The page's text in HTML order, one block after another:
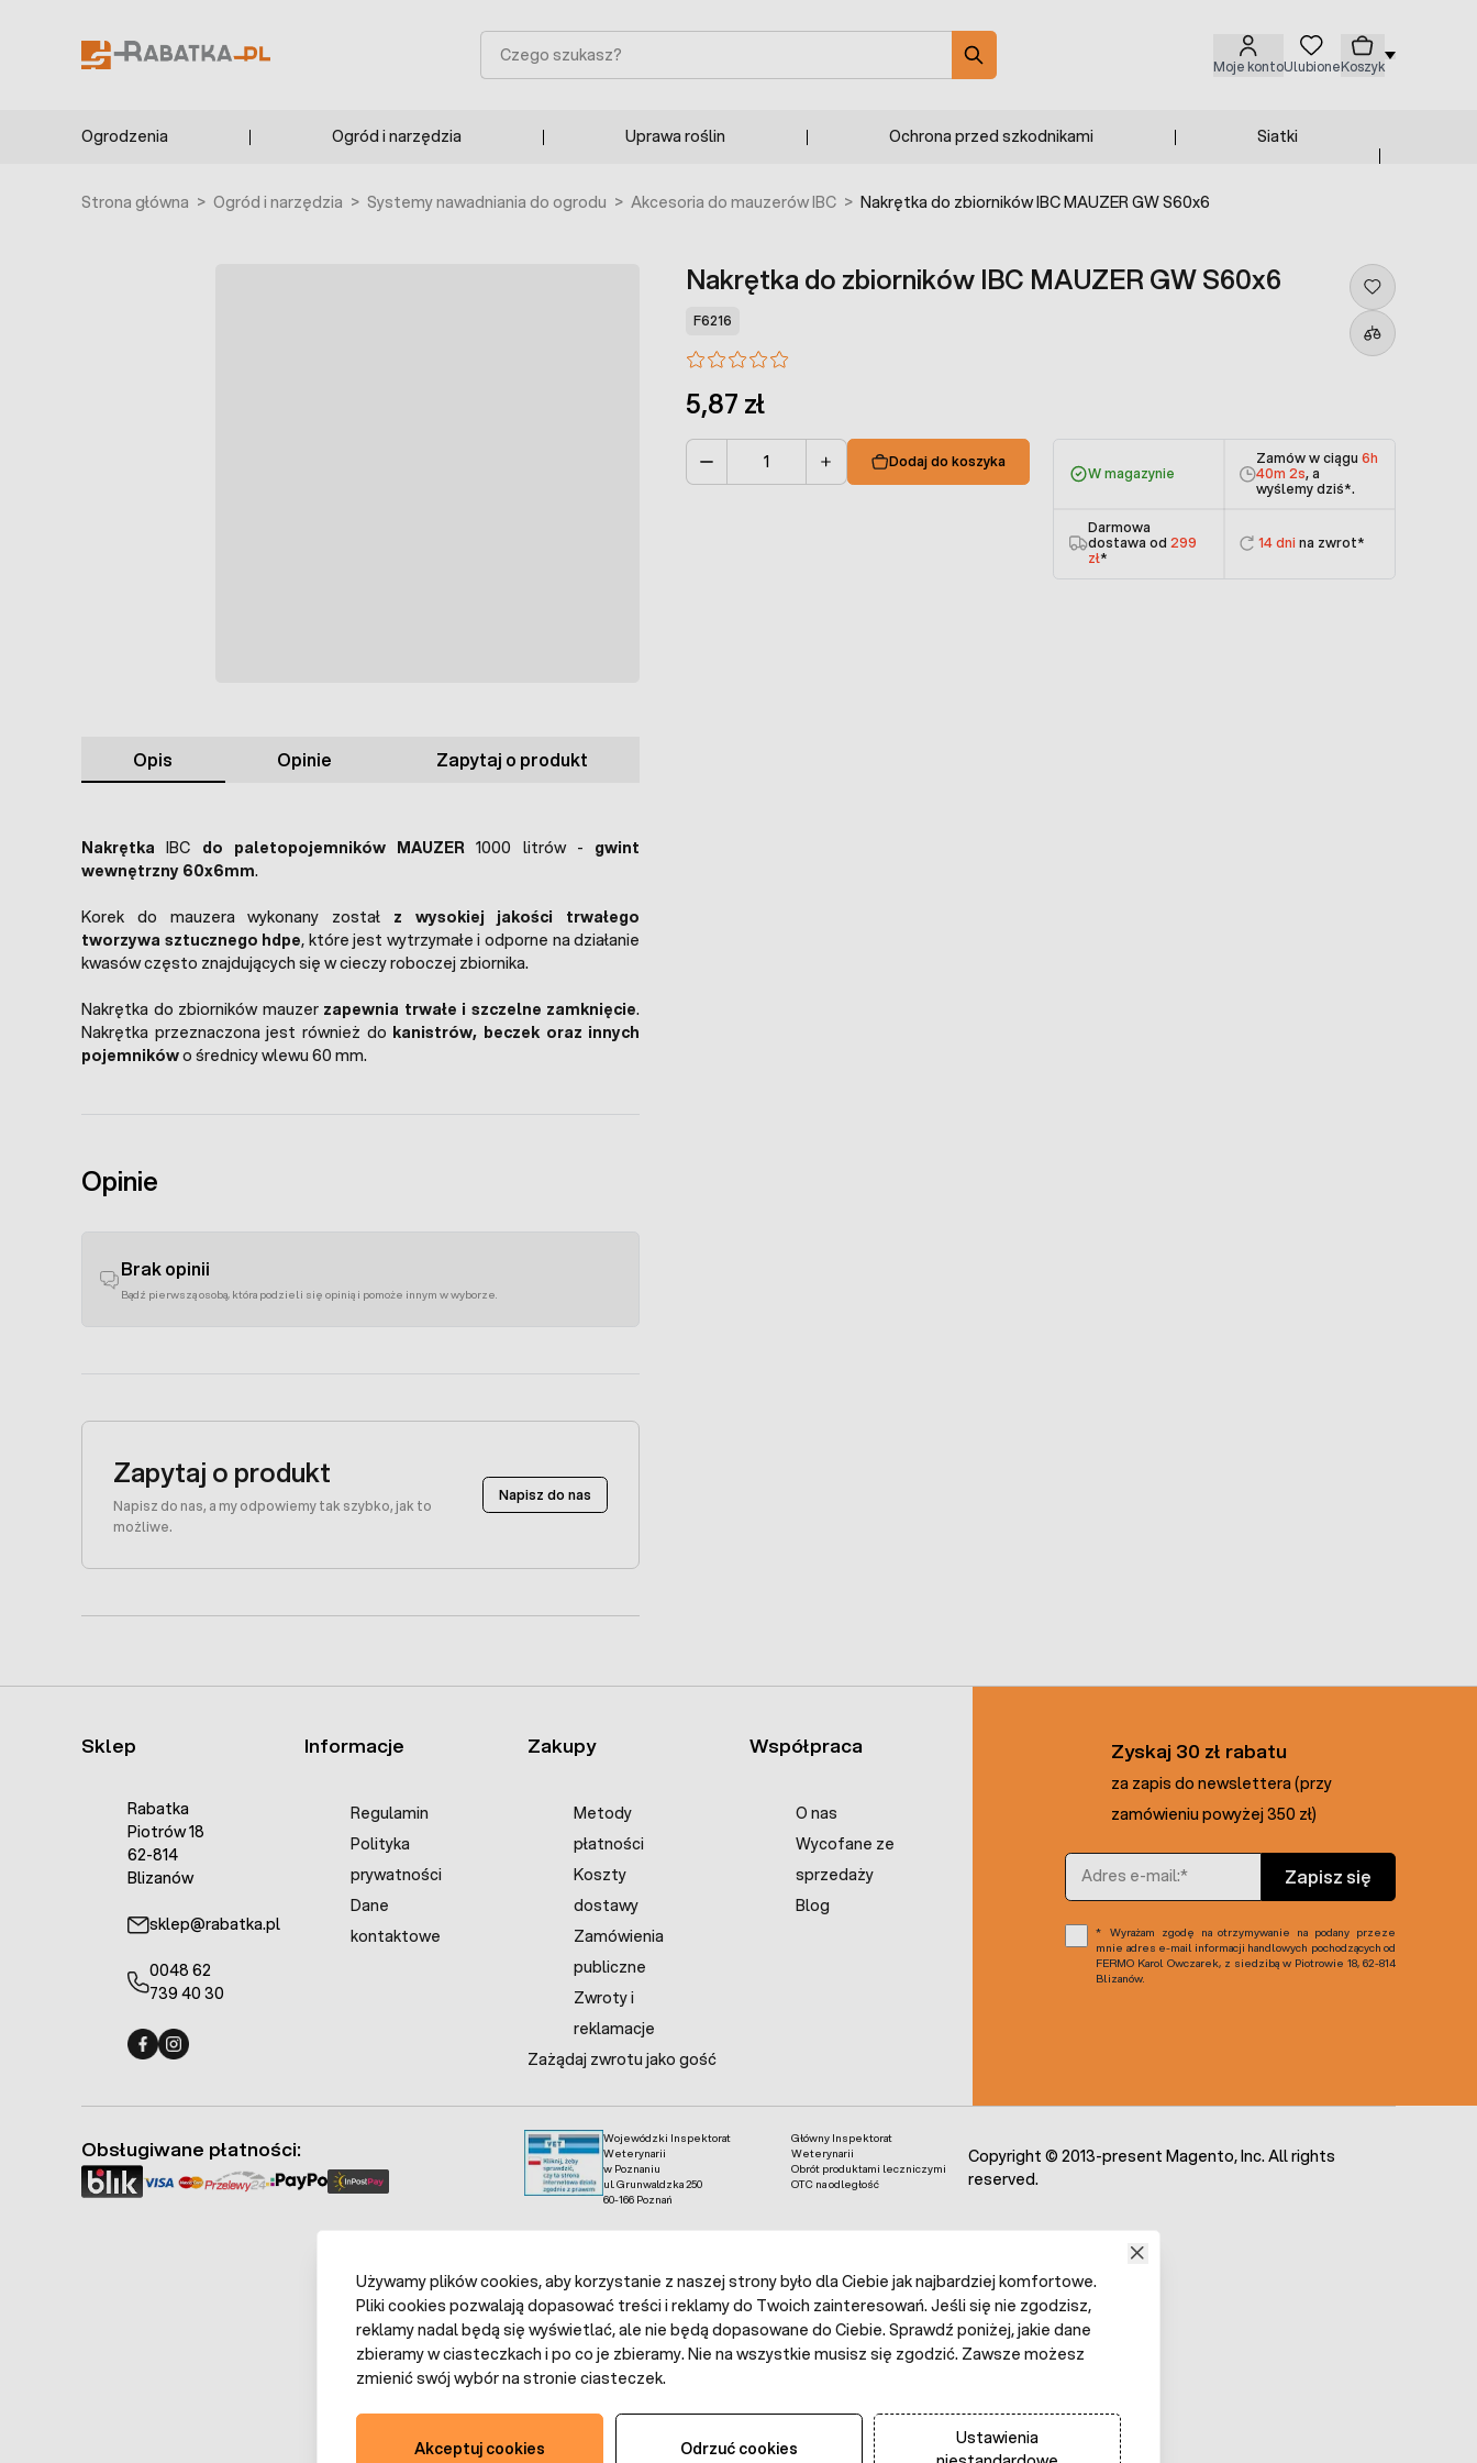
Moje kontoUlubioneKoszyk
Szukaj
Ogrodzenia Ogród i narzędzia Uprawa roślin Ochrona przed szkodnikami Siatki
Strona główna > Ogród i narzędzia > Systemy nawadniania do ogrodu > Akcesoria do mauzerów IBC > Nakrętka do zbiorników IBC MAUZER GW S60x6
Nakrętka do zbiorników IBC MAUZER GW S60x6
F6216
5,87 zł
Dodaj do koszyka
W magazynie
Zamów w ciągu 6h
40m 2s, a
wyślemy dziś*.
Darmowa
dostawa od 299
zł*
14 dni na zwrot*
Opis Opinie Zapytaj o produkt
Nakrętka IBC do paletopojemników MAUZER 1000 litrów - gwint
wewnętrzny 60x6mm.
Korek do mauzera wykonany został z wysokiej jakości trwałego
tworzywa sztucznego hdpe, które jest wytrzymałe i odporne na działanie
kwasów często znajdujących się w cieczy roboczej zbiornika.
Nakrętka do zbiorników mauzer zapewnia trwałe i szczelne zamknięcie.
Nakrętka przeznaczona jest również do kanistrów, beczek oraz innych
pojemnikówo średnicy wlewu 60 mm.
Opinie
Brak opinii
Bądź pierwszą osobą, która podzieli się opinią i pomoże innym w wyborze.
Zapytaj o produkt
Napisz do nas, a my odpowiemy tak szybko, jak to
możliwe.
Napisz do nas
Sklep
Rabatka
Piotrów 18
62-814
Blizanów
sklep@rabatka.pl
0048 62
739 40 30
Informacje
Regulamin
Polityka
prywatności
Dane
kontaktowe
Zakupy
Metody
płatności
Koszty
dostawy
Zamówienia
publiczne
Zwroty i
reklamacje
Zażądaj zwrotu jako gość
Współpraca
O nas
Wycofane ze
sprzedaży
Blog
Zyskaj 30 zł rabatu
za zapis do newslettera (przy
zamówieniu powyżej 350 zł)
Adres e-mail
Zapisz się
Wyrażam zgodę na otrzymywanie na podany przeze
mnie adres e-mail informacji handlowych pochodzących od
FERMO Karol Owczarek, z siedzibą w Piotrowie 18, 62-814
Blizanów.
Wojewódzki Inspektorat
Weterynarii
w Poznaniu
ul. Grunwaldzka 250
60-166 Poznań
Główny Inspektorat
Weterynarii
Obrót produktami leczniczymi
OTC na odległość
Obsługiwane płatności:
Copyright © 2013-present Magento, Inc. All rights
reserved.
Używamy plików cookies, aby korzystanie z naszej strony było dla Ciebie jak najbardziej komfortowe.
Pliki cookies pozwalają dopasować treści i reklamy do Twoich zainteresowań. Jeśli się nie zgodzisz,
reklamy nadal będą się wyświetlać, ale nie będą dopasowane do Ciebie. Sprawdź poniżej, jakie dane
zbieramy w ciasteczkach i po co je zbieramy. Nie na wszystkie musisz się zgodzić. Zawsze możesz
zmienić swój wybór na stronie ciasteczek.
Akceptuj cookies Odrzuć cookies
Ustawienia